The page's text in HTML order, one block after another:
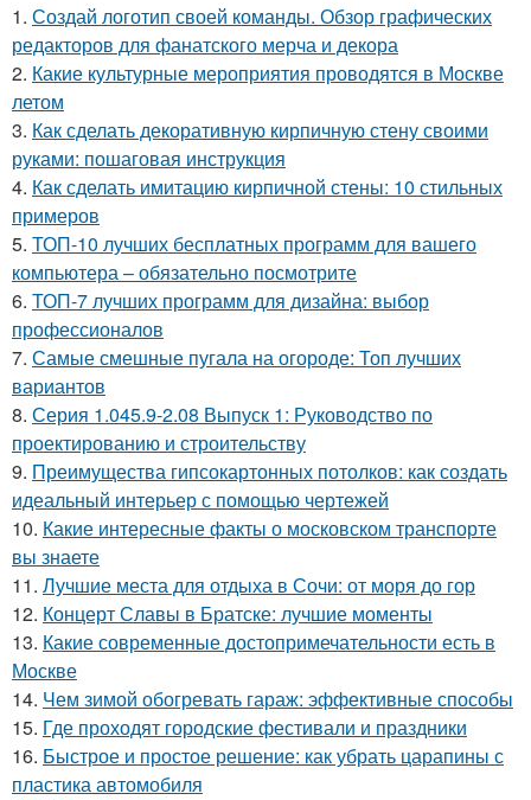
1. Создай логотип своей команды. Обзор графических
редакторов для фанатского мерча и декора
2. Какие культурные мероприятия проводятся в Москве
летом
3. Как сделать декоративную кирпичную стену своими
руками: пошаговая инструкция
4. Как сделать имитацию кирпичной стены: 10 стильных
примеров
5. ТОП-10 лучших бесплатных программ для вашего
компьютера – обязательно посмотрите
6. ТОП-7 лучших программ для дизайна: выбор
профессионалов
7. Самые смешные пугала на огороде: Топ лучших
вариантов
8. Серия 1.045.9-2.08 Выпуск 1: Руководство по
проектированию и строительству
9. Преимущества гипсокартонных потолков: как создать
идеальный интерьер с помощью чертежей
10. Какие интересные факты о московском транспорте
вы знаете
11. Лучшие места для отдыха в Сочи: от моря до гор
12. Концерт Славы в Братске: лучшие моменты
13. Какие современные достопримечательности есть в
Москве
14. Чем зимой обогревать гараж: эффективные способы
15. Где проходят городские фестивали и праздники
16. Быстрое и простое решение: как убрать царапины с
пластика автомобиля